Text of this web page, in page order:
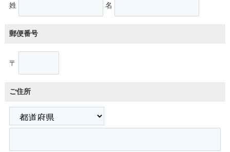
姓 名
郵便番号
〒
ご住所